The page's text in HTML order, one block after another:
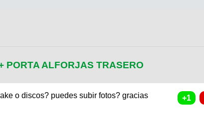
PORTA ALFORJAS TRASERO
o discos? puedes subir fotos? gracias